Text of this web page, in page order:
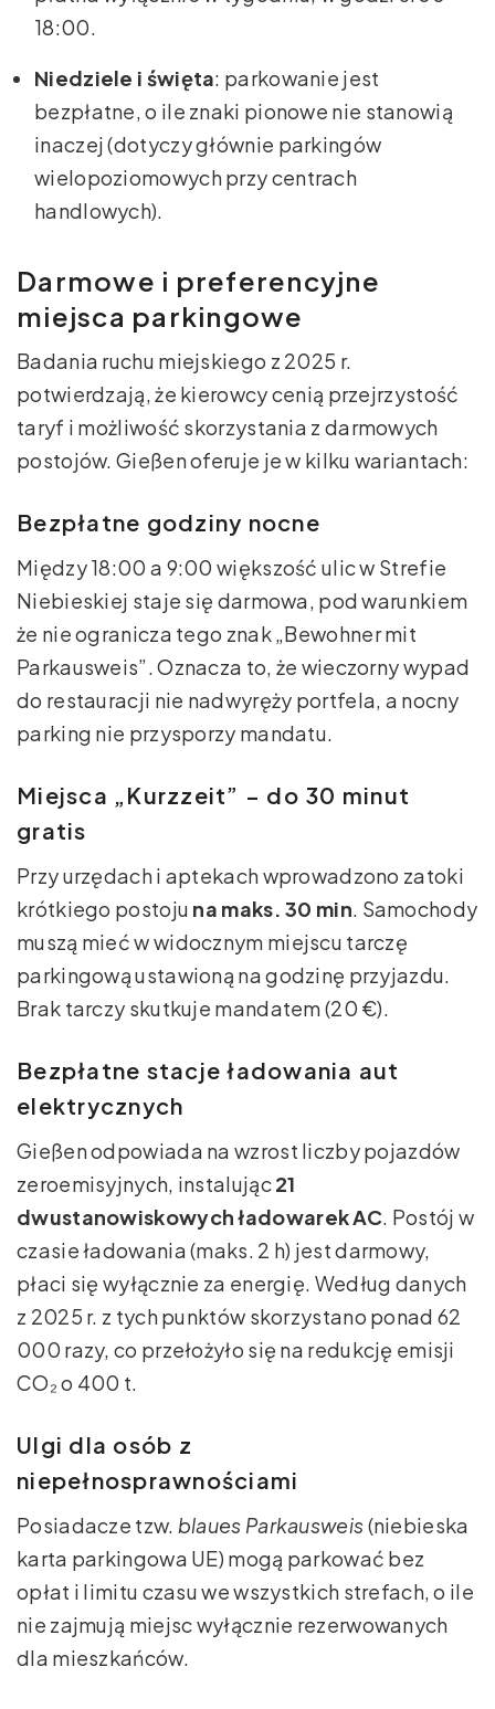
18:00.
Niedziele i święta: parkowanie jest
bezpłatne, o ile znaki pionowe nie stanowią
inaczej (dotyczy głównie parkingów
wielopoziomowych przy centrach
handlowych).
Darmowe i preferencyjne
miejsca parkingowe
Badania ruchu miejskiego z 2025 r.
potwierdzają, że kierowcy cenią przejrzystość
taryf i możliwość skorzystania z darmowych
postojów. Gießen oferuje je w kilku wariantach:
Bezpłatne godziny nocne
Między 18:00 a 9:00 większość ulic w Strefie
Niebieskiej staje się darmowa, pod warunkiem
że nie ogranicza tego znak „Bewohner mit
Parkausweis”. Oznacza to, że wieczorny wypad
do restauracji nie nadwyręży portfela, a nocny
parking nie przysporzy mandatu.
Miejsca „Kurzzeit” – do 30 minut
gratis
Przy urzędach i aptekach wprowadzono zatoki
krótkiego postoju na maks. 30 min. Samochody
muszą mieć w widocznym miejscu tarczę
parkingową ustawioną na godzinę przyjazdu.
Brak tarczy skutkuje mandatem (20 €).
Bezpłatne stacje ładowania aut
elektrycznych
Gießen odpowiada na wzrost liczby pojazdów
zeroemisyjnych, instalując21
dwustanowiskowych ładowarek AC. Postój w
czasie ładowania (maks. 2 h) jest darmowy,
płaci się wyłącznie za energię. Według danych
z 2025 r. z tych punktów skorzystano ponad 62
000 razy, co przełożyło się na redukcję emisji
CO₂ o 400 t.
Ulgi dla osób z
niepełnosprawnościami
Posiadacze tzw. blaues Parkausweis(niebieska
karta parkingowa UE) mogą parkować bez
opłat i limitu czasu we wszystkich strefach, o ile
nie zajmują miejsc wyłącznie rezerwowanych
dla mieszkańców.